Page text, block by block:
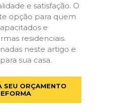
e satisfação. O
opção para quem
e
residenciais.
neste artigo e
sua casa.
SEU ORÇAMENTO